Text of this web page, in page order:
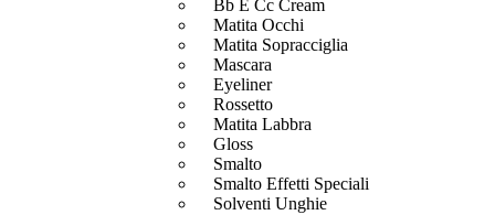
Bb E Cc Cream
Matita Occhi
Matita Sopracciglia
Mascara
Eyeliner
Rossetto
Matita Labbra
Gloss
Smalto
Smalto Effetti Speciali
Solventi Unghie